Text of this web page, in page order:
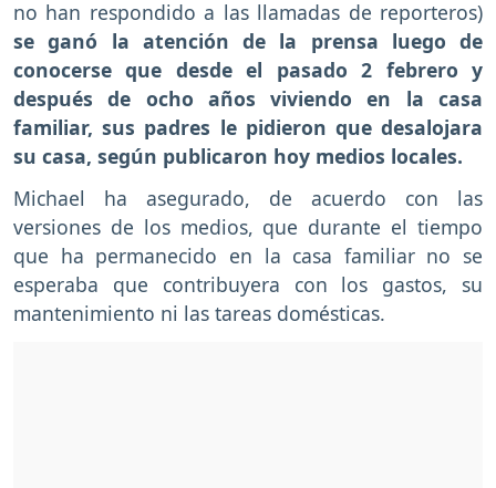
no han respondido a las llamadas de reporteros)
se ganó la atención de la prensa luego de
conocerse que desde el pasado 2 febrero y
después de ocho años viviendo en la casa
familiar, sus padres le pidieron que desalojara
su casa, según publicaron hoy medios locales.
Michael ha asegurado, de acuerdo con las
versiones de los medios, que durante el tiempo
que ha permanecido en la casa familiar no se
esperaba que contribuyera con los gastos, su
mantenimiento ni las tareas domésticas.